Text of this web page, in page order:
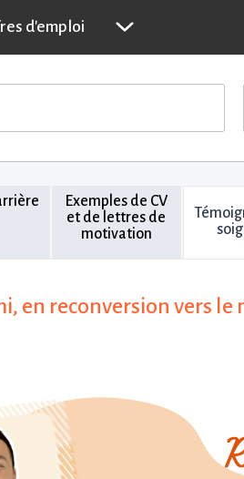
d'emploi
Exemples de CV
et de lettres de
motivation
en reconversion vers